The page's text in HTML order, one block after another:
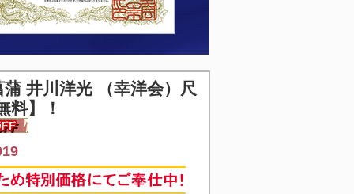
井川洋光 （幸洋会）尺
】！